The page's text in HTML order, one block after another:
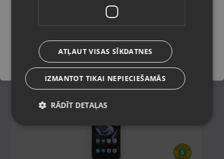
Stāvoklis Lietots (Garantija 6 mēneši)
79.00
3.59€/mēn.
Saglabāt
ATĻAUT VISAS SĪKDATNES
IZMANTOT TIKAI NEPIECIEŠAMĀS
RĀDĪT DETAĻAS